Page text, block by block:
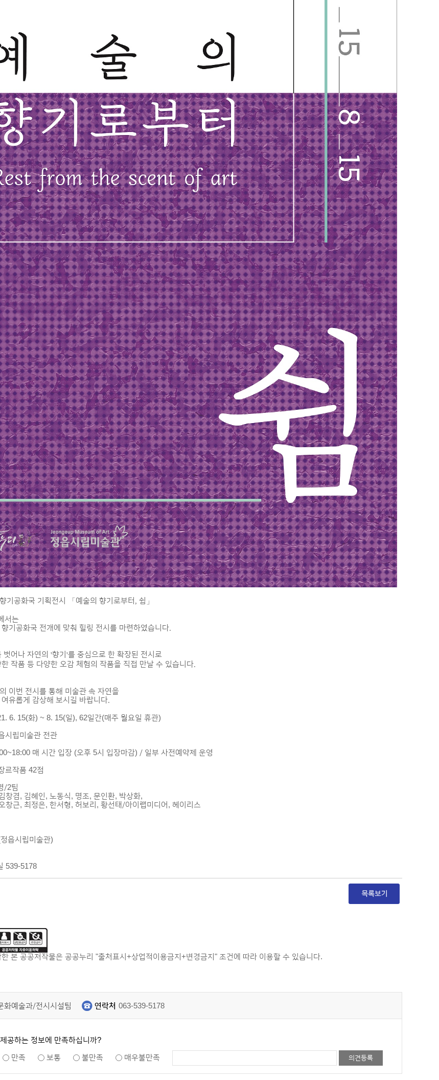
기공화국 기획전시 「예술의 향기로부터 , 쉼 」
서는
기공화국 전개에 맞춰 힐링 전시를 마련하였습니다.
벗어나 자연의 '향기 '를 중심으로 한 확장된 전시로
작품 등 다양한 오감 체험의 작품을 직접 만날 수 있습니다.
이번 전시를 통해 미술관 속 자연을
유롭게 감상해 보시길 바랍니다.
6. 15(화) ~ 8. 15(일), 62일간(매주 월요일 휴관)
립미술관 전관
매 시간 입장 (오후 5시 입장마감) / 일부 사전예약제 운영
르작품 42점
/2팀
창겸, 김혜인, 노동식, 명조, 문인환, 박상화,
창근, 최정은, 한서형, 허보리, 황선태/아이랩미디어, 헤이리스
읍시립미술관)
539-5178
본 공공저작물은 공공누리 "출처표시+상업적이용금지+변경금지" 조건에 따라 이용할 수 있습니다.
화예술과/전시시설팀 연락처 063-539-5178
공하는 정보에 만족하십니까?
만족 보통 불만족 매우불만족